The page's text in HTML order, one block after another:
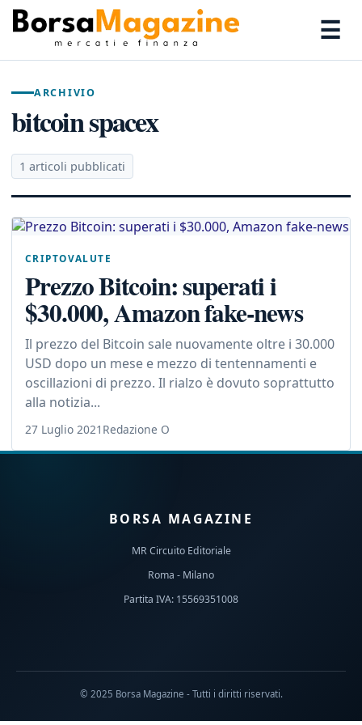
☰
ARCHIVIO
bitcoin spacex
1 articoli pubblicati
CRIPTOVALUTE
Prezzo Bitcoin: superati i
$30.000, Amazon fake-news
Il prezzo del Bitcoin sale nuovamente oltre i 30.000
USD dopo un mese e mezzo di tentennamenti e
oscillazioni di prezzo. Il rialzo è dovuto soprattutto
alla notizia...
27 Luglio 2021 Redazione O
BORSA MAGAZINE
MR Circuito Editoriale
Roma - Milano
Partita IVA: 15569351008
© 2025 Borsa Magazine - Tutti i diritti riservati.